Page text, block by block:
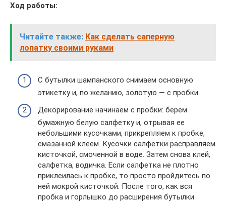
Ход работы:
Читайте также: Как сделать саперную
лопатку своими руками
С бутылки шампанского снимаем основную
этикетку и, по желанию, золотую — с пробки.
Декорирование начинаем с пробки: берем
бумажную белую салфетку и, отрывая ее
небольшими кусочками, прикрепляем к пробке,
смазанной клеем. Кусочки салфетки расправляем
кисточкой, смоченной в воде. Затем снова клей,
салфетка, водичка. Если салфетка не плотно
приклеилась к пробке, то просто пройдитесь по
ней мокрой кисточкой. После того, как вся
пробка и горлышко до расширения бутылки